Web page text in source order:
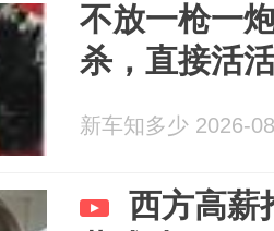
不放一枪一
杀，直接活
新车知多少 2026-
西方高薪